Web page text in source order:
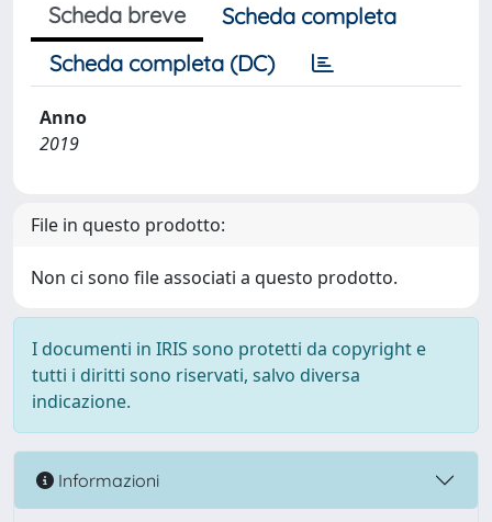
Scheda breve
Scheda completa
Scheda completa (DC)
Anno
2019
File in questo prodotto:
Non ci sono file associati a questo prodotto.
I documenti in IRIS sono protetti da copyright e
tutti i diritti sono riservati, salvo diversa
indicazione.
Informazioni